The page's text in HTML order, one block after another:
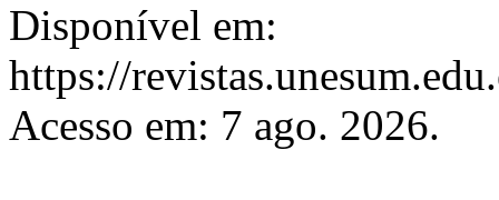
Disponível em:
https://
Acesso em: 7 ago. 2026.